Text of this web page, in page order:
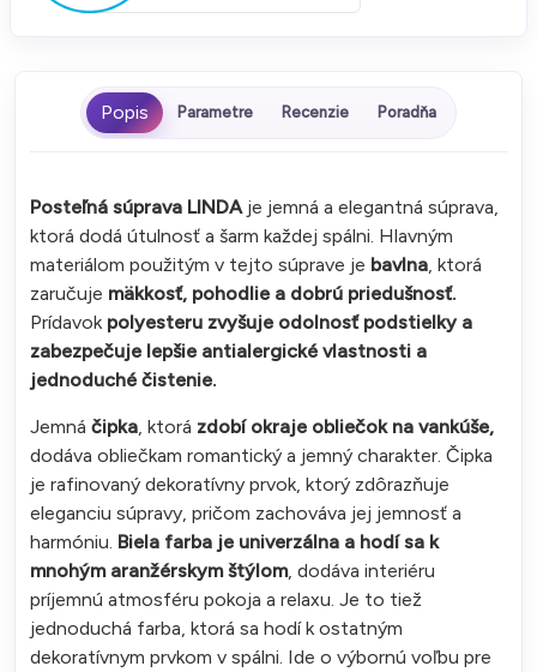
Parametre Recenzie Poradňa
Posteľná súprava LINDA je jemná a elegantná súprava,
ktorá dodá útulnosť a šarm každej spálni. Hlavným
materiálom použitým v tejto súprave je bavlna , ktorá
zaručuje mäkkosť, pohodlie a dobrú priedušnosť.
Prídavok polyesteru zvyšuje odolnosť podstielky a
zabezpečuje lepšie antialergické vlastnosti a
jednoduché čistenie.
Jemná čipka , ktorá zdobí okraje obliečok na vankúše,
dodáva obliečkam romantický a jemný charakter. Čipka
je rafinovaný dekoratívny prvok, ktorý zdôrazňuje
eleganciu súpravy, pričom zachováva jej jemnosť a
harmóniu. Biela farba je univerzálna a hodí sa k
mnohým aranžérskym štýlom, dodáva interiéru
príjemnú atmosféru pokoja a relaxu. Je to tiež
jednoduchá farba, ktorá sa hodí k ostatným
dekoratívnym prvkom v spálni. Ide o výbornú voľbu pre